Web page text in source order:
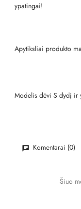
ypatingai!
Apytiksliai produkto
Modelis dėvi S dydį ir
Komentarai (0)
Šiuo